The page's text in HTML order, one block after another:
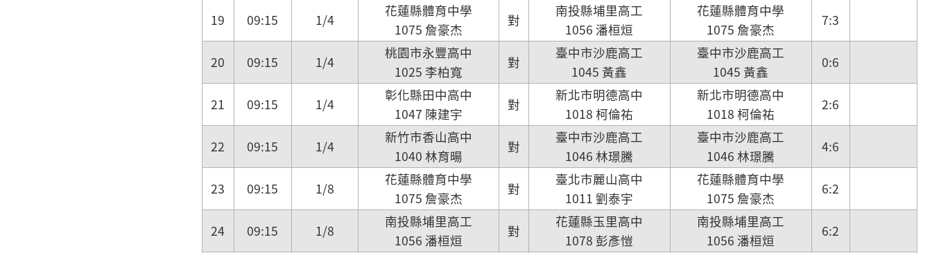
19 09:15 1/4
花蓮縣體育中學
1075 詹豪杰
對
南投縣埔里高工
1056 潘桓烜
花蓮縣體育中學
1075 詹豪杰
7:3
20 09:15 1/4
桃園市永豐高中
1025 李柏寬
對
臺中市沙鹿高工
1045 黃鑫
臺中市沙鹿高工
1045 黃鑫
0:6
21 09:15 1/4
彰化縣田中高中
1047 陳建宇
對
新北市明德高中
1018 柯倫祐
新北市明德高中
1018 柯倫祐
2:6
22 09:15 1/4
新竹市香山高中
1040 林育暘
對
臺中市沙鹿高工
1046 林璟騰
臺中市沙鹿高工
1046 林璟騰
4:6
23 09:15 1/8
花蓮縣體育中學
1075 詹豪杰
對
臺北市麗山高中
1011 劉泰宇
花蓮縣體育中學
1075 詹豪杰
6:2
24 09:15 1/8
南投縣埔里高工
1056 潘桓烜
對
花蓮縣玉里高中
1078 彭彥愷
南投縣埔里高工
1056 潘桓烜
6:2